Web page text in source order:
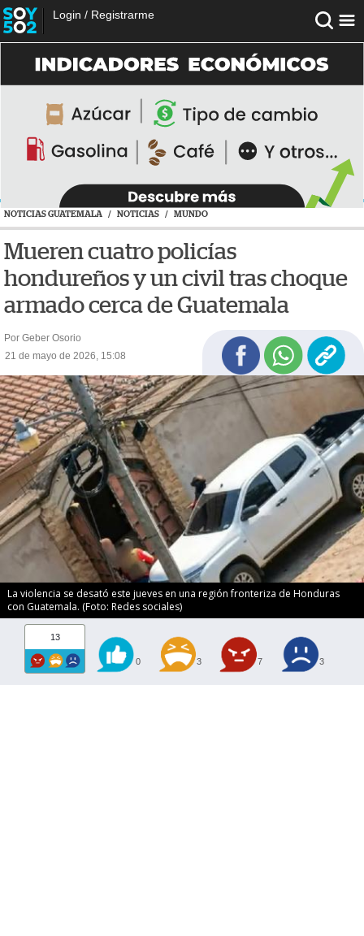
Login / Registrarme
NOTICIAS GUATEMALA / NOTICIAS / MUNDO
Mueren cuatro policías
hondureños y un civil tras choque
armado cerca de Guatemala
Por Geber Osorio
21 de mayo de 2026, 15:08
La violencia se desató este jueves en una región fronteriza de Honduras
con Guatemala. (Foto: Redes sociales)
13
0 3 7 3